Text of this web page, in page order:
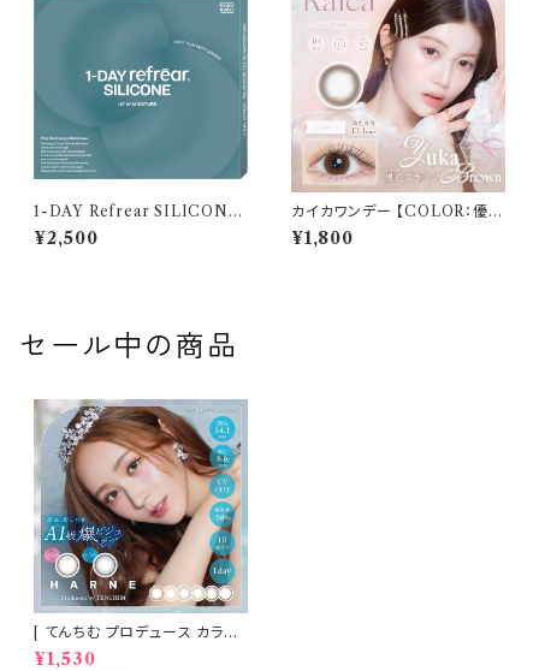
1-DAY Refrear SILICONE
UV W-Moisture （ワンデーリ
フレア シリコーン ユーブイ ダブ
¥2,500
カイカワンデー 【COLOR：優花
ブラウン】 1箱10枚 14.2mm 度
なし 度あり 中野恵那 カラコン
¥1,800
セール中の商品
[ てんちむ プロデュース カラコ
ン ] HARNE (ハルネ) ワンデー
¥1,530